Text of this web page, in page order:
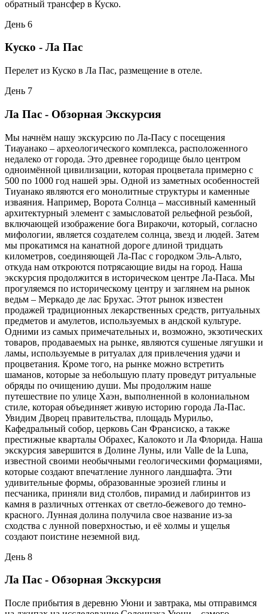
обратный трансфер в Куско.
День 6
Куско - Ла Пас
Перелет из Куско в Ла Пас, размещение в отеле.
День 7
Ла Пас - Обзорная Экскурсия
Мы начнём нашу экскурсию по Ла-Пасу с посещения
Тиауанако – археологического комплекса, расположенного
недалеко от города. Это древнее городище было центром
одноимённой цивилизации, которая процветала примерно с
500 по 1000 год нашей эры. Одной из заметных особенностей
Тиуанако являются его монолитные структуры и каменные
изваяния. Например, Ворота Солнца – массивный каменный
архитектурный элемент с замысловатой рельефной резьбой,
включающей изображение бога Виракочи, который, согласно
мифологии, является создателем солнца, звезд и людей. Затем
мы прокатимся на канатной дороге длиной тридцать
километров, соединяющей Ла-Пас с городком Эль-Альто,
откуда нам откроются потрясающие виды на город. Наша
экскурсия продолжится в историческом центре Ла-Паса. Мы
прогуляемся по историческому центру и заглянем на рынок
ведьм – Меркадо де лас Брухас. Этот рынок известен
продажей традиционных лекарственных средств, ритуальных
предметов и амулетов, используемых в андской культуре.
Одними из самых примечательных и, возможно, экзотических
товаров, продаваемых на рынке, являются сушеные лягушки и
ламы, используемые в ритуалах для привлечения удачи и
процветания. Кроме того, на рынке можно встретить
шаманов, которые за небольшую плату проведут ритуальные
обряды по очищению души. Мы продолжим наше
путешествие по улице Хаэн, выполненной в колониальном
стиле, которая объединяет живую историю города Ла-Пас.
Увидим Дворец правительства, площадь Мурильо,
Кафедральный собор, церковь Сан Франсиско, а также
престижные кварталы Обрахес, Калокото и Ла Флорида. Наша
экскурсия завершится в Долине Луны, или Valle de la Luna,
известной своими необычными геологическими формациями,
которые создают впечатление лунного ландшафта. Эти
удивительные формы, образованные эрозией глины и
песчаника, приняли вид столбов, пирамид и лабиринтов из
камня в различных оттенках от светло-бежевого до темно-
красного. Лунная долина получила свое название из-за
сходства с лунной поверхностью, и её холмы и ущелья
создают поистине неземной вид.
День 8
Ла Пас - Обзорная Экскурсия
После прибытия в деревню Уюни и завтрака, мы отправимся